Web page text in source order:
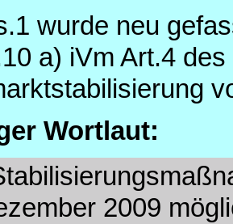
wurde neu
a) iVm Art.4
Wortlaut:
2009